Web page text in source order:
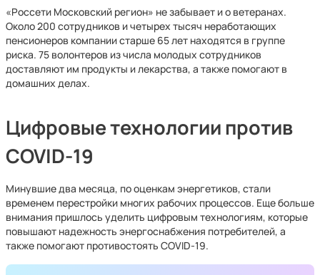
«Россети Московский регион» не забывает и о ветеранах.
Около 200 сотрудников и четырех тысяч неработающих
пенсионеров компании старше 65 лет находятся в группе
риска. 75 волонтеров из числа молодых сотрудников
доставляют им продукты и лекарства, а также помогают в
домашних делах.
Цифровые технологии против
COVID-19
Минувшие два месяца, по оценкам энергетиков, стали
временем перестройки многих рабочих процессов. Еще больше
внимания пришлось уделить цифровым технологиям, которые
повышают надежность энергоснабжения потребителей, а
также помогают противостоять COVID-19.